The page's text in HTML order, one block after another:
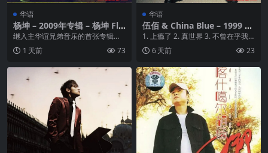
华语
杨坤 – 2009年专辑 – 杨坤 Fla
c
继入主华谊兄弟音乐的首张专辑
《牧马人》的漂亮转身之后，华语
流行乐坛性格唱将杨坤经...
1 天前 73
华语
伍佰 & China Blue – 1999 白
鸽 Dolby Atmos 杜比全景声
1. 上瘾了 2. 真世界 3. 不曾在乎我
4....
6 天前 23